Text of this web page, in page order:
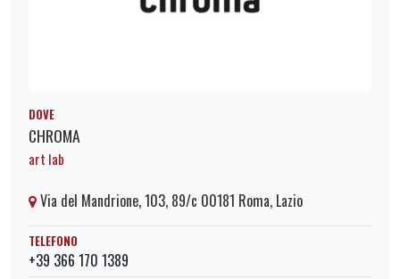
DOVE
CHROMA
art lab
Via del Mandrione, 103, 89/c 00181 Roma, Lazio
TELEFONO
+39 366 170 1389